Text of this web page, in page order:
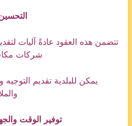
تتضمن هذه العقود عادةً آليات
شركات
يمكن للبلدية تقديم
توفير الوقت